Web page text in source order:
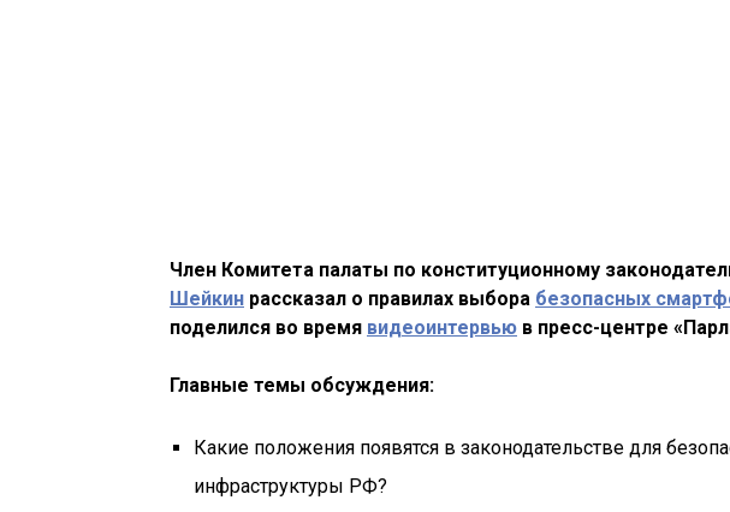
Член Комитета палаты по конституционному
Шейкин рассказал о правилах выбора безопасных
поделился во время видеоинтервью в пресс-центре
Главные темы обсуждения:
Какие положения появятся в законодательстве для
инфраструктуры РФ?